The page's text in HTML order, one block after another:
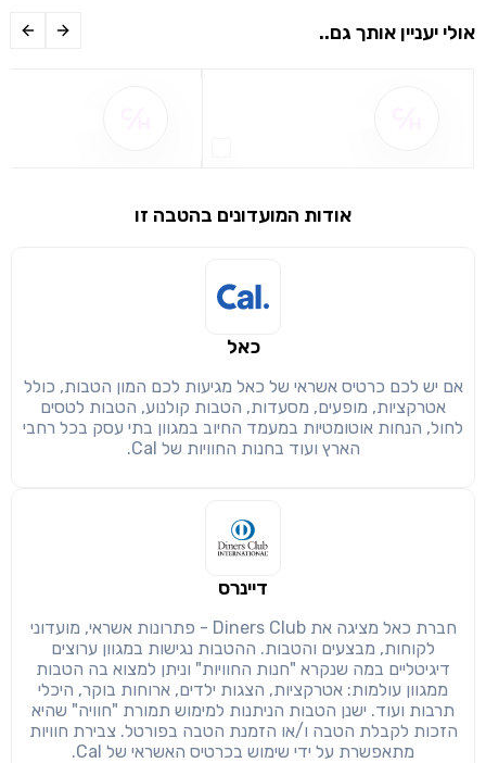
שימו לב!
אולי יעניין אותך גם..
אודות המועדונים בהטבה זו
כאל
אם יש לכם כרטיס אשראי של כאל מגיעות לכם המון הטבות, כולל
אטרקציות, מופעים, מסעדות, הטבות קולנוע, הטבות לטסים
לחול, הנחות אוטומטיות במעמד החיוב במגוון בתי עסק בכל רחבי
הארץ ועוד בחנות החוויות של Cal.
דיינרס
חברת כאל מציגה את Diners Club - פתרונות אשראי, מועדוני
לקוחות, מבצעים והטבות. ההטבות נגישות במגוון ערוצים
דיגיטליים במה שנקרא "חנות החוויות" וניתן למצוא בה הטבות
ממגוון עולמות: אטרקציות, הצגות ילדים, ארוחות בוקר, היכלי
תרבות ועוד. ישנן הטבות הניתנות למימוש תמורת "חוויה" שהיא
הזכות לקבלת הטבה ו/או הזמנת הטבה בפורטל. צבירת חוויות
מתאפשרת על ידי שימוש בכרטיס האשראי של Cal.